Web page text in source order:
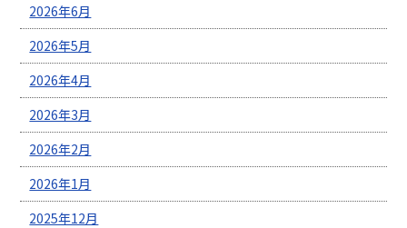
2026年6月
2026年5月
2026年4月
2026年3月
2026年2月
2026年1月
2025年12月